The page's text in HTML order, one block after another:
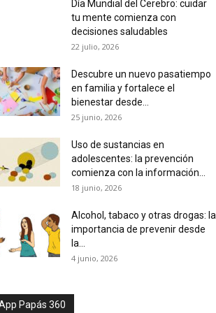
Día Mundial del Cerebro: cuidar
tu mente comienza con
decisiones saludables
22 julio, 2026
Descubre un nuevo pasatiempo
en familia y fortalece el
bienestar desde...
25 junio, 2026
Uso de sustancias en
adolescentes: la prevención
comienza con la información...
18 junio, 2026
Alcohol, tabaco y otras drogas: la
importancia de prevenir desde
la...
4 junio, 2026
Papás 360